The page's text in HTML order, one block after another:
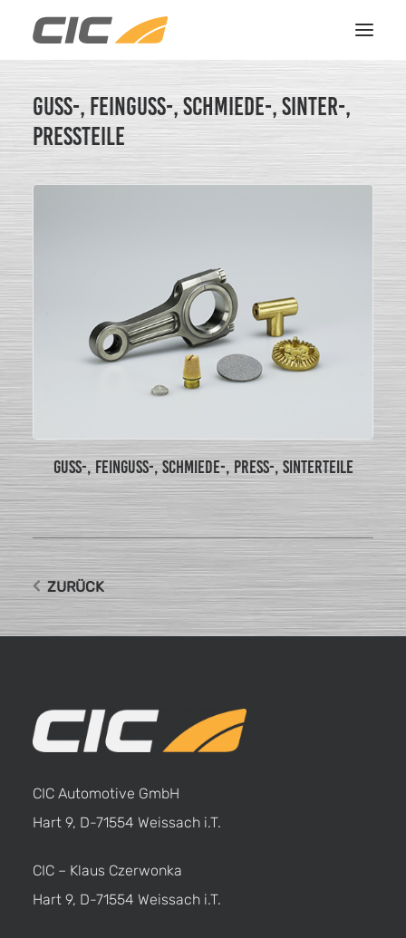
HOME
LEISTUNGEN
REFERENZEN
Guss-, Feinguss-, Schmiede-, Sinter-,
Pressteile
GUSS-, FEINGUSS-, SCHMIEDE-, PRESS-, SINTERTEILE
ZURÜCK
CIC Automotive GmbH
Hart 9, D-71554 Weissach i.T.
CIC – Klaus Czerwonka
Hart 9, D-71554 Weissach i.T.